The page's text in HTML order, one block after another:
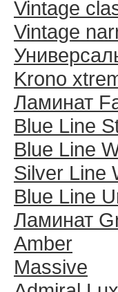
Vintage
Vintage
Krono
Ламинат
Blue Line
Blue Line
Silver Line
Blue Line
Ламинат
Amber
Massive